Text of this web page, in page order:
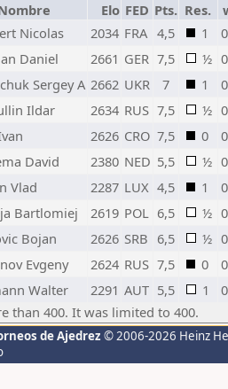
Elo FED Pts. Res.
Nicolas 2034 FRA 4,5 1
Daniel 2661 GER 7,5 ½
Sergey A 2662 UKR 7 1
Ildar 2634 RUS 7,5 ½
2626 CRO 7,5 0
David 2380 NED 5,5 ½
Vlad 2287 LUX 4,5 1
Bartlomiej 2619 POL 6,5 ½
Bojan 2626 SRB 6,5 ½
Evgeny 2624 RUS 7,5 0
Walter 2291 AUT 5,5 1
than 400. It was limited to 400.
de Ajedrez © 2006-2026 Heinz